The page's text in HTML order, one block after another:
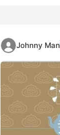
Johnny Man